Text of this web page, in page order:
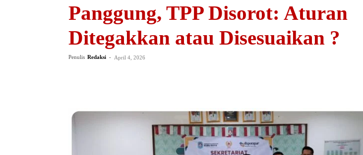
Panggung, TPP Disorot: Aturan
Ditegakkan atau Disesuaikan ?
Penulis Redaksi - April 4, 2026